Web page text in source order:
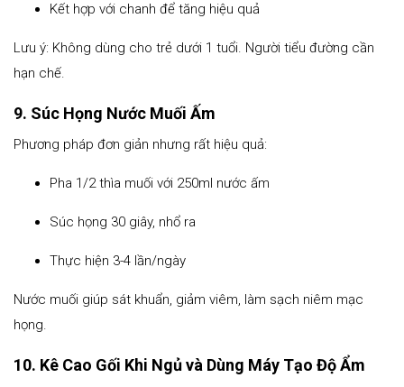
Kết hợp với chanh để tăng hiệu quả
Lưu ý: Không dùng cho trẻ dưới 1 tuổi. Người tiểu đường cần
hạn chế.
9. Súc Họng Nước Muối Ấm
Phương pháp đơn giản nhưng rất hiệu quả:
Pha 1/2 thìa muối với 250ml nước ấm
Súc họng 30 giây, nhổ ra
Thực hiện 3-4 lần/ngày
Nước muối giúp sát khuẩn, giảm viêm, làm sạch niêm mạc
họng.
10. Kê Cao Gối Khi Ngủ và Dùng Máy Tạo Độ Ẩm